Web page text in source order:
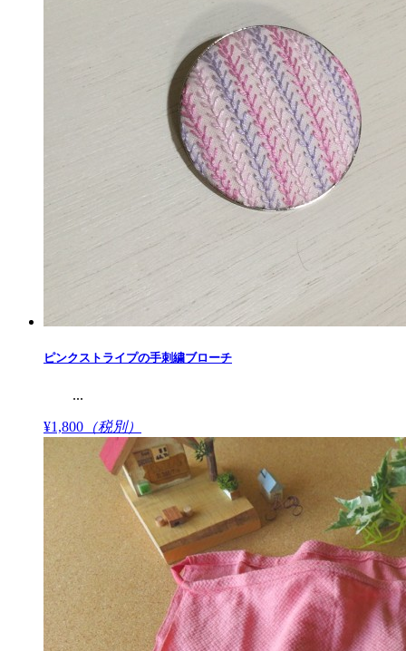
ピンクストライプの手刺繍ブローチ
...
¥1,800 （税別）